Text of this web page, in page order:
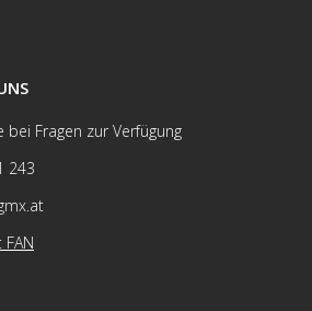
bei Fragen zur Verfügung
243